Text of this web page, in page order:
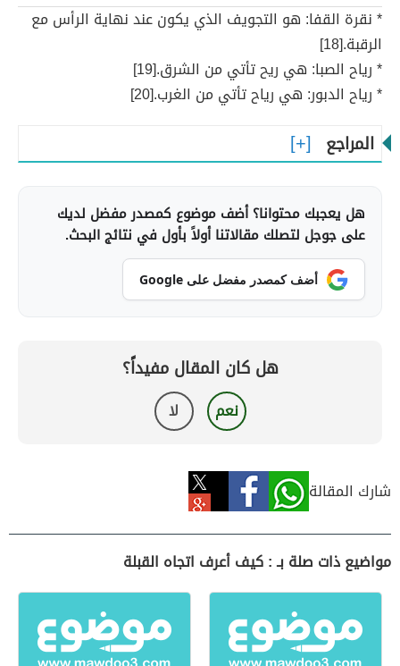
* نقرة القفا: هو التجويف الذي يكون عند نهاية الرأس مع
الرقبة.[18]
* رياح الصبا: هي ريح تأتي من الشرق.[19]
* رياح الدبور: هي رياح تأتي من الغرب.[20]
المراجع
هل يعجبك محتوانا؟ أضف موضوع كمصدر مفضل لديك
على جوجل لتصلك مقالاتنا أولاً بأول في نتائج البحث.
أضف كمصدر مفضل على Google
هل كان المقال مفيداً؟
نعم لا
شارك المقالة
مواضيع ذات صلة بـ : كيف أعرف اتجاه القبلة